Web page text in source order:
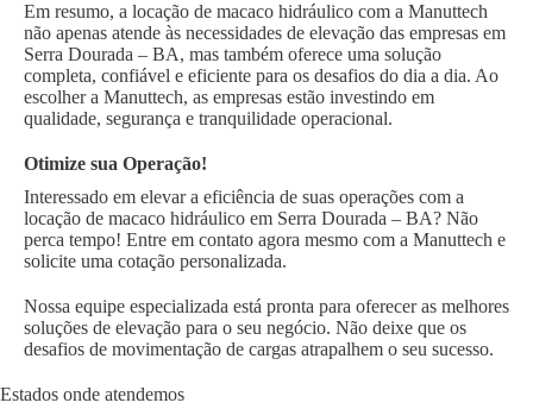
Em resumo, a locação de macaco hidráulico com a Manuttech
não apenas atende às necessidades de elevação das empresas em
Serra Dourada – BA, mas também oferece uma solução
completa, confiável e eficiente para os desafios do dia a dia. Ao
escolher a Manuttech, as empresas estão investindo em
qualidade, segurança e tranquilidade operacional.
Otimize sua Operação!
Interessado em elevar a eficiência de suas operações com a
locação de macaco hidráulico em Serra Dourada – BA? Não
perca tempo! Entre em contato agora mesmo com a Manuttech e
solicite uma cotação personalizada.
Nossa equipe especializada está pronta para oferecer as melhores
soluções de elevação para o seu negócio. Não deixe que os
desafios de movimentação de cargas atrapalhem o seu sucesso.
Estados onde atendemos